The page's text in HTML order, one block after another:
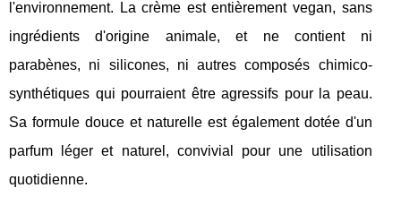
l'environnement. La crème est entièrement vegan, sans
ingrédients d'origine animale, et ne contient ni
parabènes, ni silicones, ni autres composés chimico-
synthétiques qui pourraient être agressifs pour la peau.
Sa formule douce et naturelle est également dotée d'un
parfum léger et naturel, convivial pour une utilisation
quotidienne.